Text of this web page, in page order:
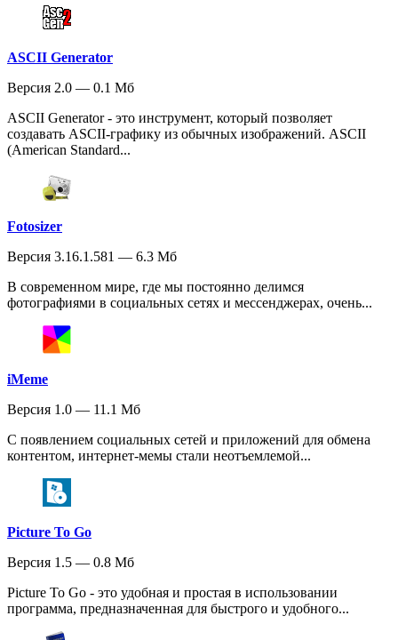
ASCII Generator
Версия 2.0 — 0.1 Мб
ASCII Generator - это инструмент, который позволяет
создавать ASCII-графику из обычных изображений. ASCII
(American Standard...
Fotosizer
Версия 3.16.1.581 — 6.3 Мб
В современном мире, где мы постоянно делимся
фотографиями в социальных сетях и мессенджерах, очень...
iMeme
Версия 1.0 — 11.1 Мб
С появлением социальных сетей и приложений для обмена
контентом, интернет-мемы стали неотъемлемой...
Picture To Go
Версия 1.5 — 0.8 Мб
Picture To Go - это удобная и простая в использовании
программа, предназначенная для быстрого и удобного...